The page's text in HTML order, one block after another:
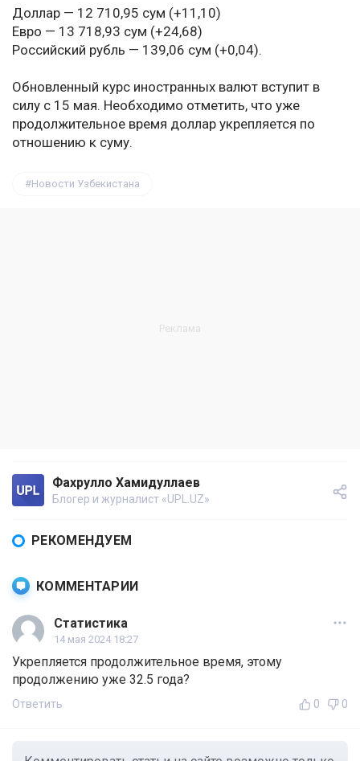
Доллар — 12 710,95 сум (+11,10)
Евро — 13 718,93 сум (+24,68)
Российский рубль — 139,06 сум (+0,04).
Обновленный курс иностранных валют вступит в
силу с 15 мая. Необходимо отметить, что уже
продолжительное время доллар укрепляется по
отношению к суму.
Новости Узбекистана
Фахрулло Хамидуллаев
Блогер и журналист «UPL.UZ»
РЕКОМЕНДУЕМ
КОММЕНТАРИИ
Статистика
14 мая 2024 18:27
Укрепляется продолжительное время, этому
продолжению уже 32.5 года?
Ответить 0 0